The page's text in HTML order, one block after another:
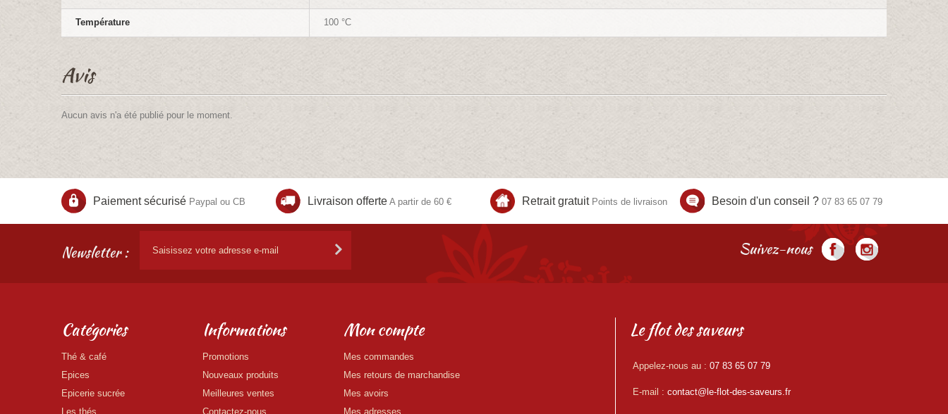
Température 100 °C
Avis
Aucun avis n'a été publié pour le moment.
Paiement sécurisé Paypal ou CB Livraison offerte A partir de 60 € Retrait gratuitPoints de livraison Besoin d'un conseil ? 07 83 65 07 79
Newsletter : Suivez-nous
Catégories
Thé & café
Epices
Epicerie sucrée
Les thés
Informations
Promotions
Nouveaux produits
Meilleures ventes
Contactez-nous
Mon compte
Mes commandes
Mes retours de marchandise
Mes avoirs
Mes adresses
Le flot des saveurs
Appelez-nous au : 07 83 65 07 79
E-mail : contact@le-flot-des-saveurs.fr